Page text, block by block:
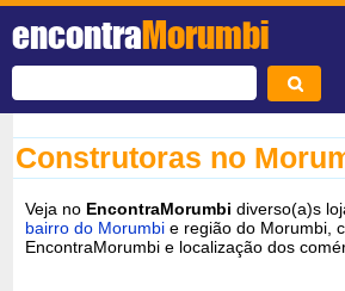
encontraMorumbi
Construtoras no
Veja no EncontraMorumbi diverso(a)s
bairro do Morumbi e região do Morumbi,
EncontraMorumbi e localização dos